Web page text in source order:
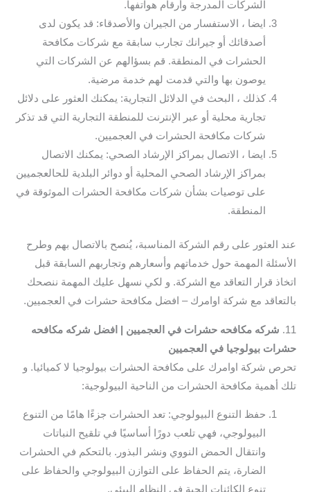
الشركات المدرجة وأرقام هواتفها.
ايضا ، الاستفسار من الجيران والأصدقاء: قد يكون لدى
أصدقائك أو جيرانك تجارب سابقة مع شركات مكافحة
الحشرات في المنطقة. قم بسؤالهم عن الشركات التي
يوصون بها والتي قدمت لهم خدمة مرضية.
كذلك ، البحث في الدلائل التجارية: يمكنك العثور على دلائل
تجارية محلية أو عبر الإنترنت للمنطقة التجارية التي قد تذكر
شركات مكافحة الحشرات في العجميين.
ايضا ، الاتصال بمراكز الإرشاد الصحي: يمكنك الاتصال
بمراكز الإرشاد الصحي المحلية أو دوائر البلدية للحالعجميين
على توصيات بشأن شركات مكافحة الحشرات الموثوقة في
المنطقة.
عند العثور على رقم الشركة المناسبة، يُنصح بالاتصال بهم وطرح
الأسئلة المهمة حول خدماتهم وأسعارهم وتجاربهم السابقة قبل
اتخاذ قرار التعاقد مع الشركة. و لكي نسهل عليك المهمة ننصحك
بالتعاقد مع شركة اوامرك – افضل مكافحة حشرات في العجميين.
11.
شركه مكافحه حشرات في العجميين | افضل شركه مكافحه
حشرات بيولوجيا في العجميين
تحرص شركة اوامرك على مكافحة الحشرات بيولوجيا لا كميائيا. و
تلك أهمية مكافحة الحشرات من الناحية البيولوجية:
حفظ التنوع البيولوجي: تعد الحشرات جزءًا هامًا من التنوع
البيولوجي، فهي تلعب دورًا أساسيًا في تلقيح النباتات
وانتقال الحمض النووي ونشر البذور. بالتحكم في الحشرات
الضارة، يتم الحفاظ على التوازن البيولوجي والحفاظ على
تنوع الكائنات الحية في النظام البيئي.